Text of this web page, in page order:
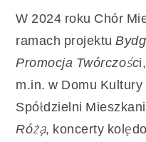
W 2024 roku Chór
ramach projektu
Promocja Twórczośc
m.in. w Domu Kultury
Spółdzielni
Różą, koncerty